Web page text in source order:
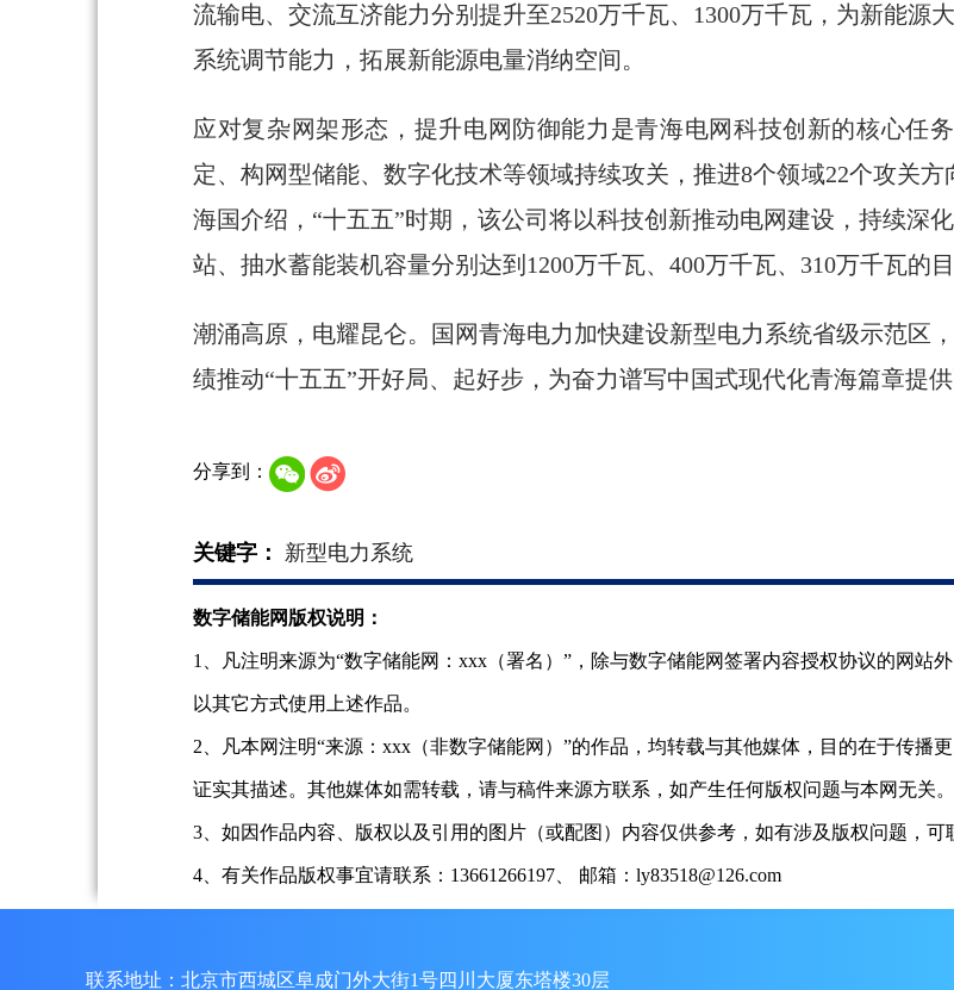
流输电、交流互济能力分别提升至2520万千瓦、1300万千瓦，为新能源
系统调节能力，拓展新能源电量消纳空间。
应对复杂网架形态，提升电网防御能力是青海电网科技创新的核心任
定、构网型储能、数字化技术等领域持续攻关，推进8个领域22个攻关
海国介绍，“十五五”时期，该公司将以科技创新推动电网建设，持续深
站、抽水蓄能装机容量分别达到1200万千瓦、400万千瓦、310万千瓦的目
潮涌高原，电耀昆仑。国网青海电力加快建设新型电力系统省级示范区
绩推动“十五五”开好局、起好步，为奋力谱写中国式现代化青海篇章提
分享到：
关键字： 新型电力系统
数字储能网版权说明：
1、凡注明来源为“数字储能网：xxx（署名）”，除与数字储能网签署内容授权协议的网站
以其它方式使用上述作品。
2、凡本网注明“来源：xxx（非数字储能网）”的作品，均转载与其他媒体，目的在于传播
证实其描述。其他媒体如需转载，请与稿件来源方联系，如产生任何版权问题与本网无关。
3、如因作品内容、版权以及引用的图片（或配图）内容仅供参考，如有涉及版权问题，可
4、有关作品版权事宜请联系：13661266197、 邮箱：ly83518@126.com
联系地址：北京市西城区阜成门外大街1号四川大厦东塔楼30层